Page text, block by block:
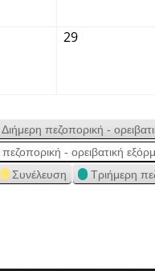
29
Διήμερη πεζοπορική -
- ορειβατική
Συνέλευση Τριήμερη